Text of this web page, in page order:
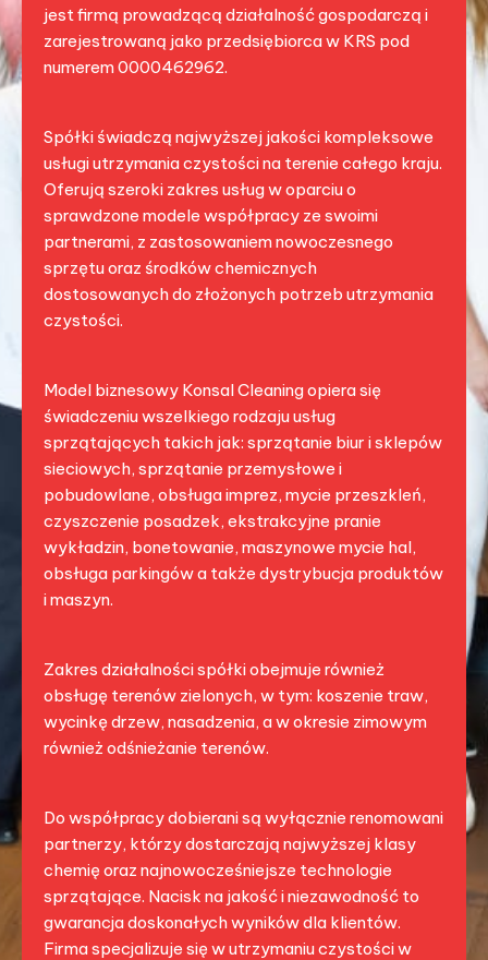
jest firmą prowadzącą działalność gospodarczą i
zarejestrowaną jako przedsiębiorca w KRS pod
numerem 0000462962.
Spółki świadczą najwyższej jakości kompleksowe
usługi utrzymania czystości na terenie całego kraju.
Oferują szeroki zakres usług w oparciu o
sprawdzone modele współpracy ze swoimi
partnerami, z zastosowaniem nowoczesnego
sprzętu oraz środków chemicznych
dostosowanych do złożonych potrzeb utrzymania
czystości.
Model biznesowy Konsal Cleaning opiera się
świadczeniu wszelkiego rodzaju usług
sprzątających takich jak: sprzątanie biur i sklepów
sieciowych, sprzątanie przemysłowe i
pobudowlane, obsługa imprez, mycie przeszkleń,
czyszczenie posadzek, ekstrakcyjne pranie
wykładzin, bonetowanie, maszynowe mycie hal,
obsługa parkingów a także dystrybucja produktów
i maszyn.
Zakres działalności spółki obejmuje również
obsługę terenów zielonych, w tym: koszenie traw,
wycinkę drzew, nasadzenia, a w okresie zimowym
również odśnieżanie terenów.
Do współpracy dobierani są wyłącznie renomowani
partnerzy, którzy dostarczają najwyższej klasy
chemię oraz najnowocześniejsze technologie
sprzątające. Nacisk na jakość i niezawodność to
gwarancja doskonałych wyników dla klientów.
Firma specjalizuje się w utrzymaniu czystości w